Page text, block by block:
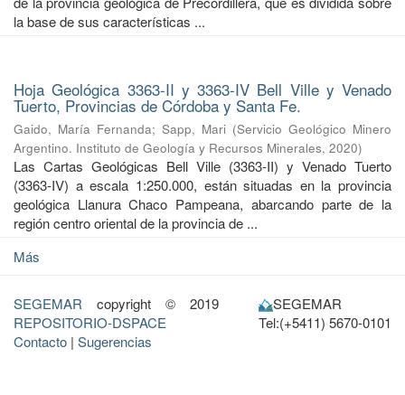
la base de sus características ...
Hoja Geológica 3363-II y 3363-IV Bell Ville y Venado
Tuerto, Provincias de Córdoba y Santa Fe.
Gaido, María Fernanda; Sapp, Mari (Servicio Geológico Minero
Argentino. Instituto de Geología y Recursos Minerales, 2020)
Las Cartas Geológicas Bell Ville (3363-II) y Venado Tuerto
(3363-IV) a escala 1:250.000, están situadas en la provincia
geológica Llanura Chaco Pampeana, abarcando parte de la
región centro oriental de la provincia de ...
Más
SEGEMAR copyright © 2019
REPOSITORIO-DSPACE
Contacto | Sugerencias
SEGEMAR
Tel:(+5411) 5670-0101